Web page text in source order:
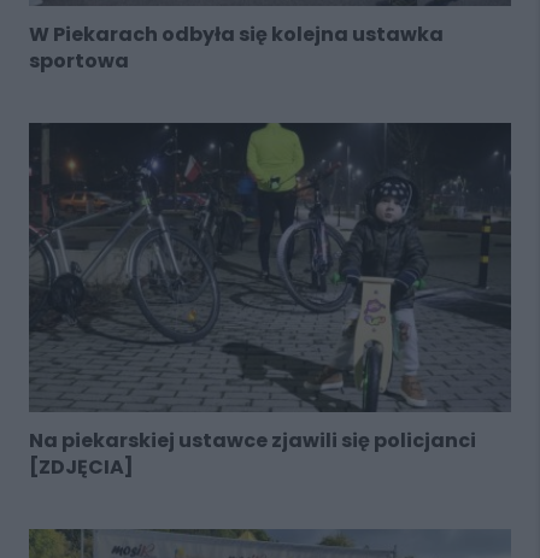
W Piekarach odbyła się kolejna ustawka
sportowa
Na piekarskiej ustawce zjawili się policjanci
[ZDJĘCIA]